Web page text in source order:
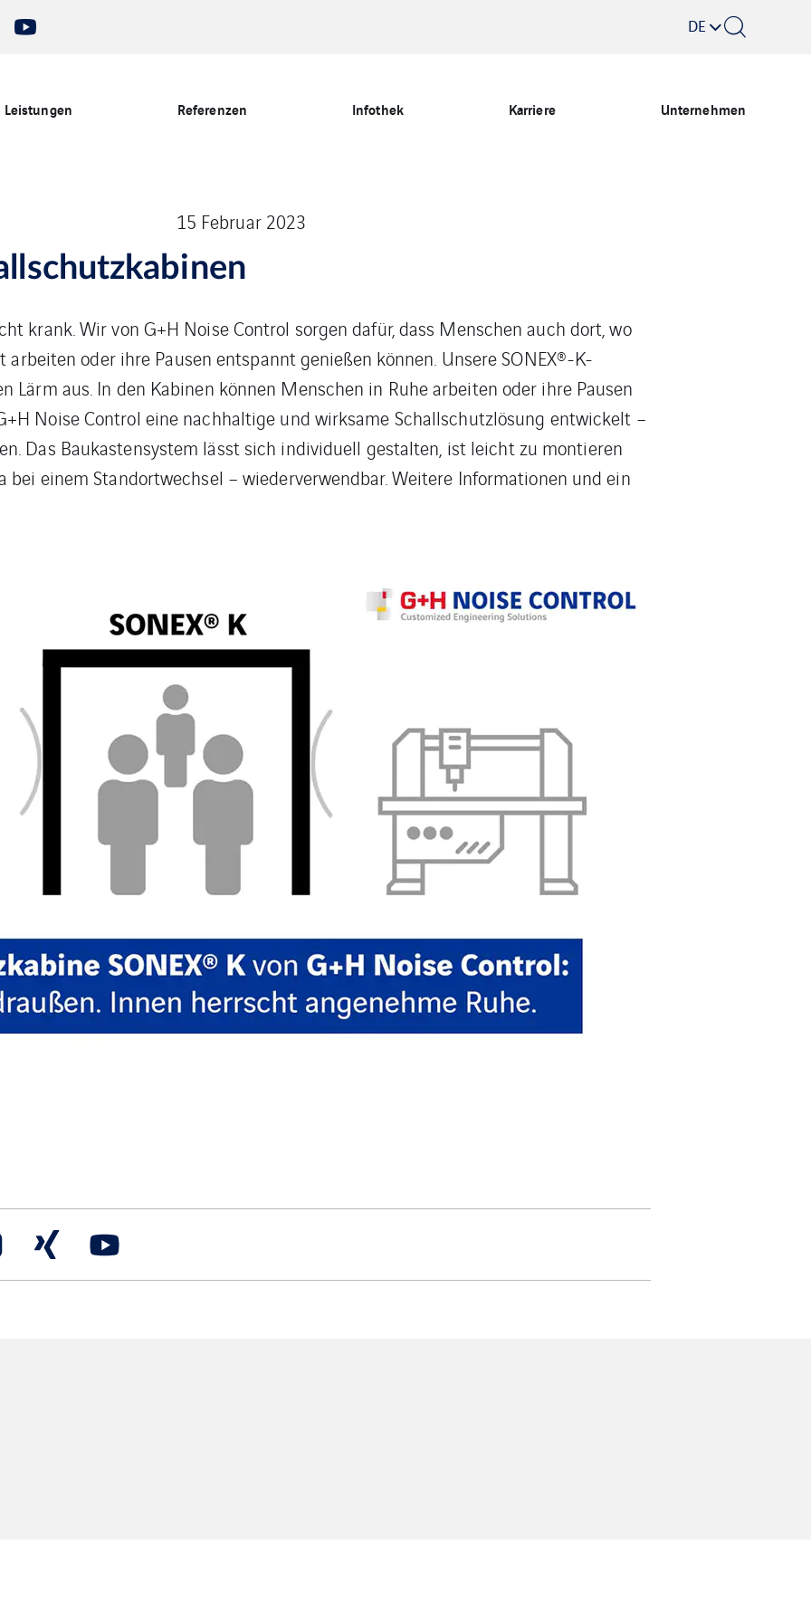
DE
Leistungen Referenzen Infothek Karriere Unternehmen
15 Februar 2023
krank. Wir von G+H Noise Control sorgen dafür, dass Menschen auch dort, wo
oder ihre Pausen entspannt genießen können. Unsere SONEX®-K-
Lärm aus. In den Kabinen können Menschen in Ruhe arbeiten oder ihre Pausen
Noise Control eine nachhaltige und wirksame Schallschutzlösung entwickelt –
Das Baukastensystem lässt sich individuell gestalten, ist leicht zu montieren
bei einem Standortwechsel – wiederverwendbar. Weitere Informationen und ein